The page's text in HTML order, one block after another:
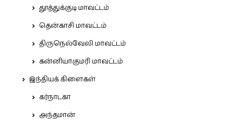
தூத்துக்குடி மாவட்டம்
தென்காசி மாவட்டம்
திருநெல்வேலி மாவட்டம்
கன்னியாகுமரி மாவட்டம்
இந்தியக் கிளைகள்
கர்நாடகா
அந்தமான்